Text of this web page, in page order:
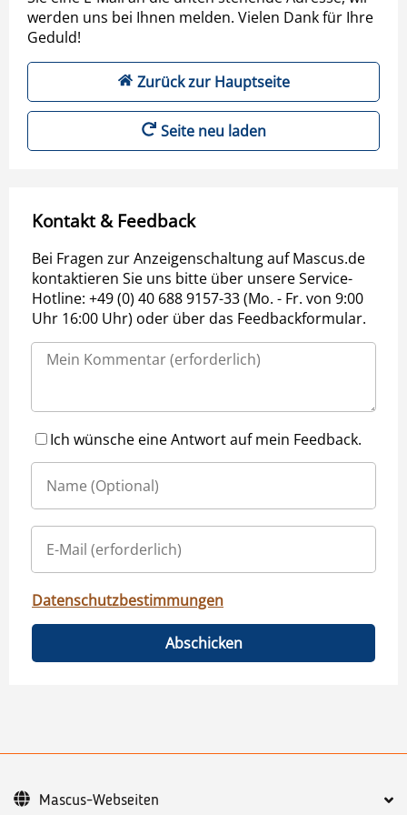
werden uns bei Ihnen melden. Vielen Dank für Ihre
Geduld!
Zurück zur Hauptseite
Seite neu laden
Kontakt & Feedback
Bei Fragen zur Anzeigenschaltung auf Mascus.de
kontaktieren Sie uns bitte über unsere Service-
Hotline: +49 (0) 40 688 9157-33 (Mo. - Fr. von 9:00
Uhr 16:00 Uhr) oder über das Feedbackformular.
Ich wünsche eine Antwort auf mein Feedback.
Datenschutzbestimmungen
Abschicken
Mascus-Webseiten